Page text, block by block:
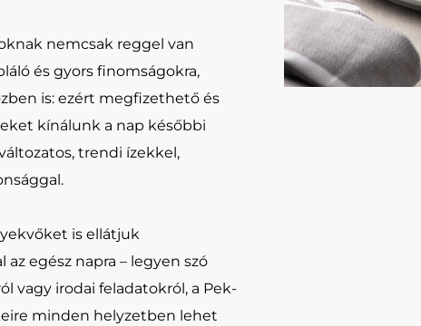
nemcsak reggel van
és gyors finomságokra,
is: ezért megfizethető és
kínálunk a nap későbbi
trendi ízekkel,
is ellátjuk
egész napra – legyen szó
vagy irodai feladatokról, a Pek-
minden helyzetben lehet